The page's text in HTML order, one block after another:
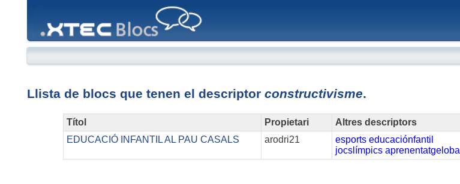
Llista de blocs que tenen el descriptor constructivisme.
Títol Propietari
Altres descriptors
EDUCACIÓ INFANTIL AL PAU CASALS
arodri21 esports educaciónfantil
jocslímpics aprenentatgelobal